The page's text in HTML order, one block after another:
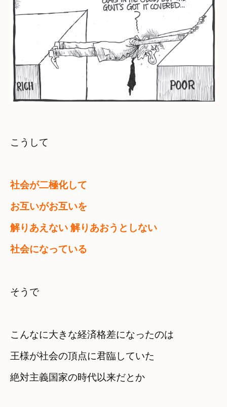
こうして
お互いがお互いを
解りあえない 解りあおうとしない
社会になっている
そうで
こんなに大きな経済格差になったのは
王様が社会の頂点に君臨していた
絶対主義国家の時代以来だとか